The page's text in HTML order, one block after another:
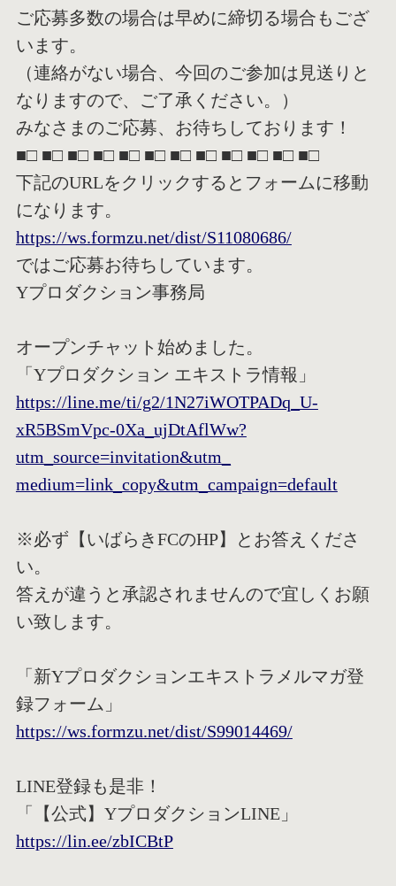
ご応募多数の場合は早めに締切る場合もござ
います。
（連絡がない場合、今回のご参加は見送りと
なりますので、ご了承 ください。）
みなさまのご応募、お待ちしております！
■□ ■□ ■□ ■□ ■□ ■□ ■□ ■□ ■□ ■□ ■□ ■□
下記のURLをクリックするとフォームに移動
になります。
https://ws.formzu.net/dist/S11080686/
ではご応募お待ちしています。
Yプロダクション事務局
オープンチャット始めました。
「Yプロダクション エキストラ情報」
https://line.me/ti/g2/1N27iWOTPADq_U-
xR5BSmVpc-0Xa_ujDtAflWw?
utm_source=invitation&utm_
medium=link_copy&utm_campaign=default
※必ず【いばらきFCのHP】とお答えくださ
い。
答えが違うと承認されませんので宜しくお願
い致します。
「新Yプロダクションエキストラメルマガ登
録フォーム」
https://ws.formzu.net/dist/S99014469/
LINE登録も是非！
「【公式】YプロダクションLINE」
https://lin.ee/zbICBtP